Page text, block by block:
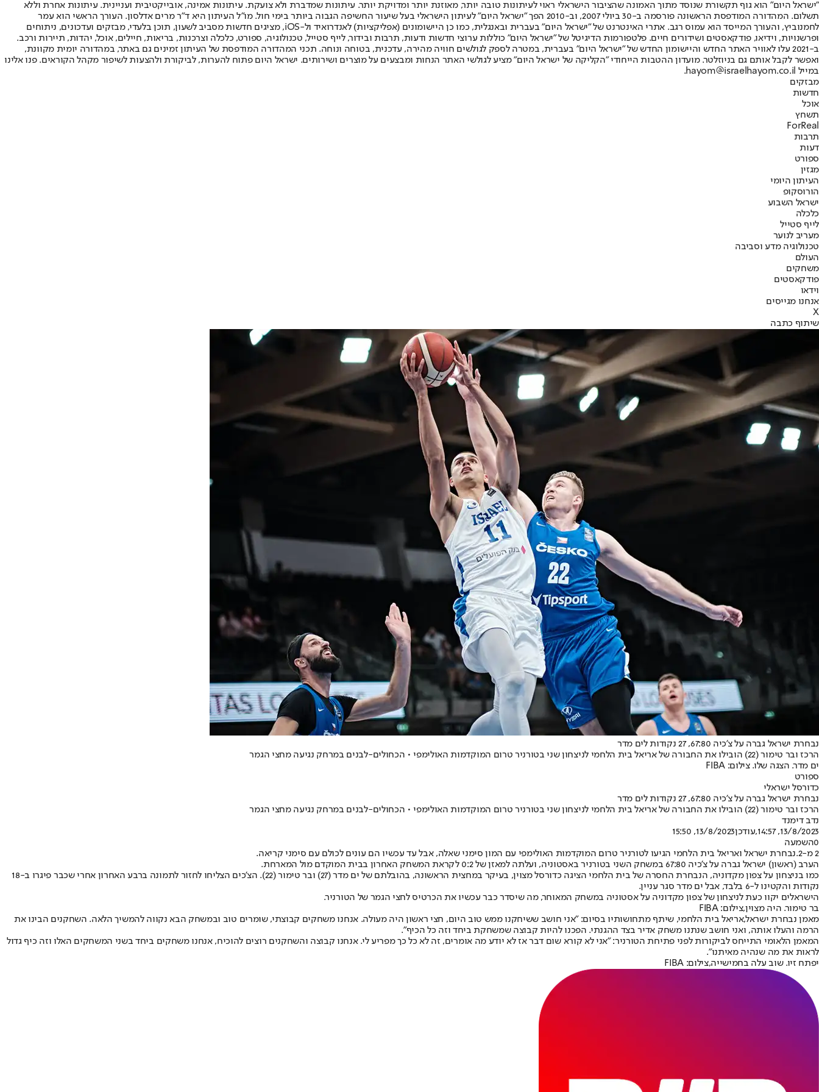
"ישראל היום" הוא גוף תקשורת שנוסד מתוך האמונה שהציבור הישראלי ראוי לעיתונות טובה יותר, מאוזנת יותר ומדויקת יותר. עיתונות שמדברת ולא צועקת. עיתונות אמינה, אובייקטיבית ועניינית. עיתונות אחרת וללא
תשלום. המהדורה המודפסת הראשונה פורסמה ב-30 ביולי 2007, וב-2010 הפך "ישראל היום" לעיתון הישראלי בעל שיעור החשיפה הגבוה ביותר בימי חול. מו"ל העיתון היא ד"ר מרים אדלסון. העורך הראשי הוא עמר
לחמנוביץ, והעורך המייסד הוא עמוס רגב. אתרי האינטרנט של "ישראל היום" בעברית ובאנגלית, כמו כן היישומונים (אפליקציות) לאנדרואיד ול-iOS, מציגים חדשות מסביב לשעון, תוכן בלעדי, מבזקים ועדכונים, ניתוחים
ופרשנויות, וידיאו, פודקאסטים ושידורים חיים. פלטפורמות הדיגיטל של "ישראל היום" כוללות ערוצי חדשות ודעות, תרבות ובידור, לייף סטייל, טכנולוגיה, ספורט, כלכלה וצרכנות, בריאות, חיילים, אוכל, יהדות, תיירות ורכב.
ב-2021 עלו לאוויר האתר החדש והיישומון החדש של "ישראל היום" בעברית, במטרה לספק לגולשים חוויה מהירה, עדכנית, בטוחה ונוחה. תכני המהדורה המודפסת של העיתון זמינים גם באתר, במהדורה יומית מקוונת,
ואפשר לקבל אותם גם בניוזלטר. מועדון ההטבות הייחודי "הקליקה של ישראל היום" מציע לגולשי האתר הנחות ומבצעים על מוצרים ושירותים. ישראל היום פתוח להערות, לביקורת ולהצעות לשיפור מקהל הקוראים. פנו אלינו
במייל hayom@israelhayom.co.il.
מבזקים
חדשות
אוכל
תשחץ
ForReal
תרבות
דעות
ספורט
מגזין
העיתון היומי
הורוסקופ
ישראל השבוע
כלכלה
לייף סטייל
מעריב לנוער
טכנולוגיה מדע וסביבה
העולם
משחקים
פודקאסטים
וידאו
אנחנו מגייסים
X
שיתוף כתבה
נבחרת ישראל גברה על צ'כיה 67:80, 27 נקודות לים מדר
הרכז ובר טימור (22) הובילו את החבורה של אריאל בית הלחמי לניצחון שני בטורניר טרום המוקדמות האולימפי • הכחולים-לבנים במרחק נגיעה מחצי הגמר
ים מדר. הצגה שלו. צילום: FIBA
ספורט
כדורסל ישראלי
נבחרת ישראל גברה על צ'כיה 67:80, 27 נקודות לים מדר
הרכז ובר טימור (22) הובילו את החבורה של אריאל בית הלחמי לניצחון שני בטורניר טרום המוקדמות האולימפי • הכחולים-לבנים במרחק נגיעה מחצי הגמר
נדב דימנד
13/8/2023, 14:57
,עודכן13/8/2023, 15:50
0השמעה
2 מ-2.
נבחרת ישראל ואריאל בית הלחמי הגיעו לטורניר טרום המוקדמות האולימפי עם המון סימני שאלה, אבל עד עכשיו הם עונים לכולם עם סימני קריאה.
הערב (ראשון) ישראל גברה על צ'כיה 67:80 במשחק השני בטורניר באסטוניה, ועלתה למאזן של 0:2 לקראת המשחק האחרון בבית המוקדם מול המארחת.
כמו בניצחון על צפון מקדוניה, הנבחרת החסרה של בית הלחמי הציגה כדורסל מצוין, בעיקר במחצית הראשונה, בהובלתם של ים מדר (27) ובר טימור (22). הצ'כים הצליחו לחזור לתמונה ברבע האחרון אחרי שכבר פיגרו ב-18
נקודות והקטינו ל-6 בלבד, אבל ים מדר סגר עניין.
הישראלים יקוו כעת לניצחון של צפון מקדוניה על אסטוניה במשחק המאוחר, מה שיסדר כבר עכשיו את הכרטיס לחצי הגמר של הטורניר.
בר טימור. היה מצוין,צילום: FIBA
מאמן נבחרת ישראל,אריאל בית הלחמי, שיתף מתחושותיו בסיום: "אני חושב ששיחקנו ממש טוב היום, חצי ראשון היה מעולה. אנחנו משחקים קבוצתי, שומרים טוב ובמשחק הבא נקווה להמשיך הלאה. השחקנים הבינו את
הרמה והעלו אותה, ואני חושב שנתנו משחק אדיר בצד ההגנתי. הפכנו להיות קבוצה שמשחקת ביחד וזה כל הכיף".
המאמן הלאומי התייחס לביקורות לפני פתיחת הטורניר: "אני לא קורא שום דבר אז לא יודע מה אומרים, זה לא כל כך מפריע לי. אנחנו קבוצה והשחקנים רוצים להוכיח, אנחנו משחקים ביחד בשני המשחקים האלו וזה כיף גדול
לראות את מה שנהיה מאיתנו".
יפתח זיו. שוב עלה בחמישייה,צילום: FIBA